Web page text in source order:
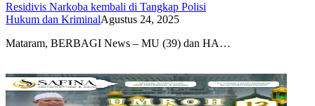
Residivis Narkoba kembali di Tangkap Polisi
Hukum dan KriminalAgustus 24, 2025
Mataram, BERBAGI News – MU (39) dan HA…